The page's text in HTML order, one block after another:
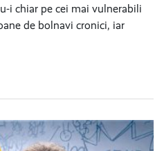
i chiar pe cei mai vulnerabili
de bolnavi cronici, iar